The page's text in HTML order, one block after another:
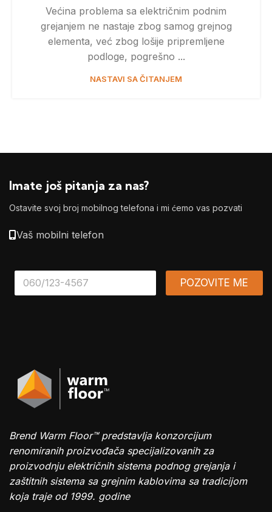
Većina problema sa električnim podnim
grejanjem ne nastaje zbog samog grejnog
elementa, već zbog lošije pripremljene
podloge, pogrešno ...
NASTAVI SA ČITANJEM
Imate još pitanja za nas?
Ostavite svoj broj mobilnog telefona i mi ćemo vas pozvati
Vaš mobilni telefon
*
POZOVITE ME
Brend Warm Floor™ predstavlja konzorcijum
renomiranih proizvođača specijalizovanih za
proizvodnju električnih sistema podnog grejanja i
zaštitnih sistema sa grejnim kablovima sa tradicijom
koja traje od 1999. godine